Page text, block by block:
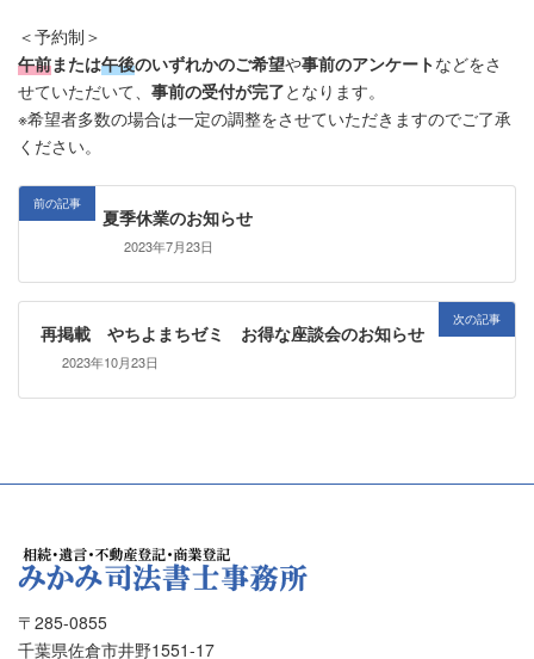
＜予約制＞
午前または午後のいずれかのご希望や事前のアンケートなどをさ
せていただいて、 事前の受付が完了となります。
※希望者多数の場合は一定の調整をさせていただきますのでご了承
ください。
前の記事
夏季休業のお知らせ
2023年7月23日
次の記事
再掲載 やちよまちゼミ お得な座談会のお知らせ
2023年10月23日
〒285-0855
千葉県佐倉市井野1551-17